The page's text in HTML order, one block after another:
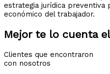
estrategia jurídica preventiva
económico del trabajador.
Mejor te lo cuenta
Clientes que encontraron
con nosotros